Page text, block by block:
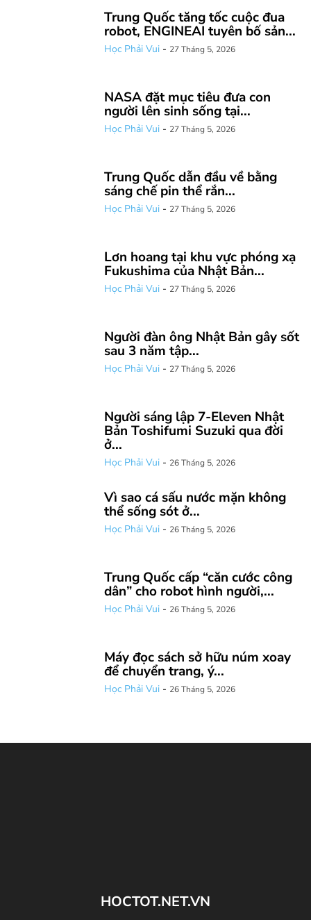
Trung Quốc tăng tốc cuộc đua
robot, ENGINEAI tuyên bố sản...
Học Phải Vui - 27 Tháng 5, 2026
NASA đặt mục tiêu đưa con
người lên sinh sống tại...
Học Phải Vui - 27 Tháng 5, 2026
Trung Quốc dẫn đầu về bằng
sáng chế pin thể rắn...
Học Phải Vui - 27 Tháng 5, 2026
Lơn hoang tại khu vực phóng xạ
Fukushima của Nhật Bản...
Học Phải Vui - 27 Tháng 5, 2026
Người đàn ông Nhật Bản gây sốt
sau 3 năm tập...
Học Phải Vui - 27 Tháng 5, 2026
Người sáng lập 7-Eleven Nhật
Bản Toshifumi Suzuki qua đời
ở...
Học Phải Vui - 26 Tháng 5, 2026
Vì sao cá sấu nước mặn không
thể sống sót ở...
Học Phải Vui - 26 Tháng 5, 2026
Trung Quốc cấp “căn cước công
dân” cho robot hình người,...
Học Phải Vui - 26 Tháng 5, 2026
Máy đọc sách sở hữu núm xoay
để chuyển trang, ý...
Học Phải Vui - 26 Tháng 5, 2026
HOCTOT.NET.VN